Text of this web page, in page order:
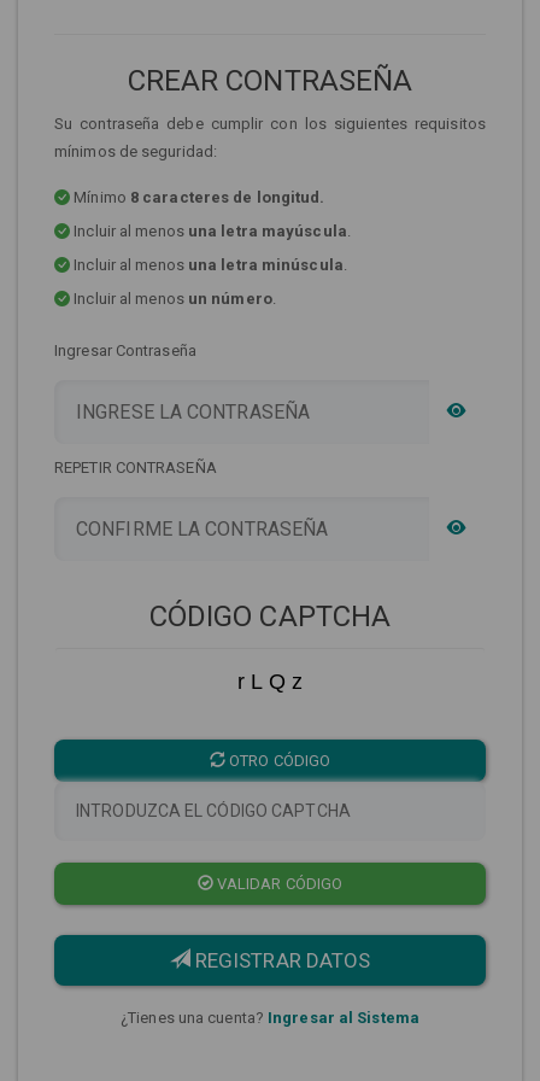
CREAR CONTRASEÑA
Su contraseña debe cumplir con los siguientes requisitos
mínimos de seguridad:
Mínimo 8 caracteres de longitud.
Incluir al menos una letra mayúscula.
Incluir al menos una letra minúscula.
Incluir al menos un número.
Ingresar Contraseña
REPETIR CONTRASEÑA
CÓDIGO CAPTCHA
r L Q z
OTRO CÓDIGO
VALIDAR CÓDIGO
REGISTRAR DATOS
¿Tienes una cuenta? Ingresar al Sistema